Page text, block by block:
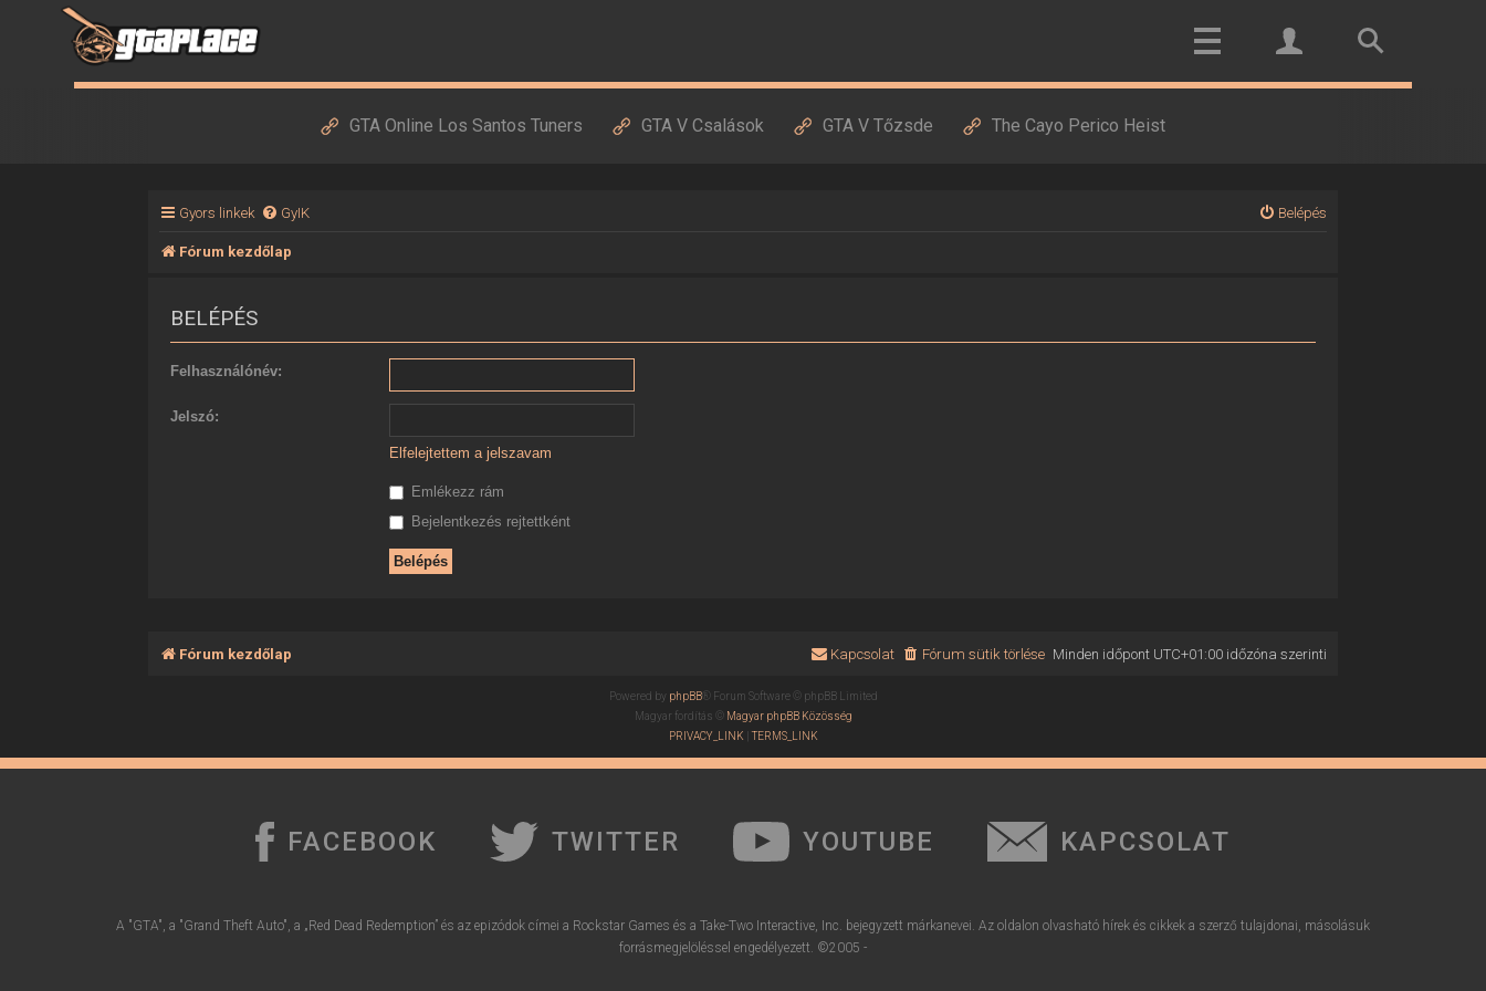
GTA Online Los Santos Tuners GTA V Csalások GTA V Tőzsde The Cayo Perico Heist
Gyors linkek GyIK Belépés
Fórum kezdőlap
BELÉPÉS
Felhasználónév:
Jelszó:
Elfelejtettem a jelszavam
Emlékezz rám
Bejelentkezés rejtettként
Fórum kezdőlap Minden időpont UTC+01:00időzóna szerinti
Fórum sütik törlése
Kapcsolat
Powered by phpBB® Forum Software © phpBB Limited
Magyar fordítás © Magyar phpBB Közösség
PRIVACY_LINK |TERMS_LINK
FACEBOOK TWITTER YOUTUBE KAPCSOLAT
A "GTA", a "Grand Theft Auto", a „Red Dead Redemption” és az epizódok címei a Rockstar Games és a Take-Two Interactive, Inc. bejegyzett márkanevei. Az oldalon olvasható hírek és cikkek a szerző tulajdonai, másolásuk
forrásmegjelöléssel engedélyezett. ©2005 -